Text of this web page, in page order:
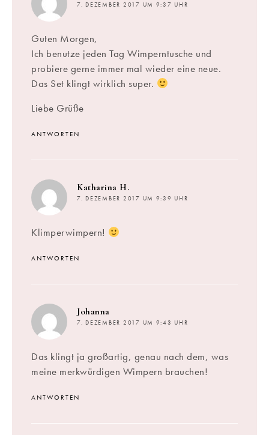
7. DEZEMBER 2017 UM 9:37 UHR
Guten Morgen,
Ich benutze jeden Tag Wimperntusche und
probiere gerne immer mal wieder eine neue.
Das Set klingt wirklich super.
Liebe Grüße
ANTWORTEN
Katharina H.
7. DEZEMBER 2017 UM 9:39 UHR
Klimperwimpern!
ANTWORTEN
Johanna
7. DEZEMBER 2017 UM 9:43 UHR
Das klingt ja großartig, genau nach dem, was
meine merkwürdigen Wimpern brauchen!
ANTWORTEN